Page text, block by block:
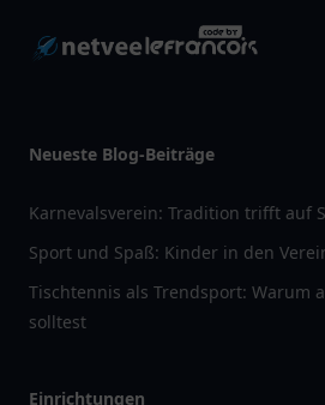
Neueste Blog-Beiträge
Karnevalsverein: Tradition trifft auf
Sport und Spaß: Kinder in den
Tischtennis als Trendsport: Warum
solltest
Einrichtungen